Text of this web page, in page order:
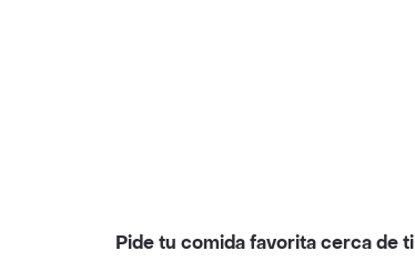
Pide tu comida favorita cerca de ti